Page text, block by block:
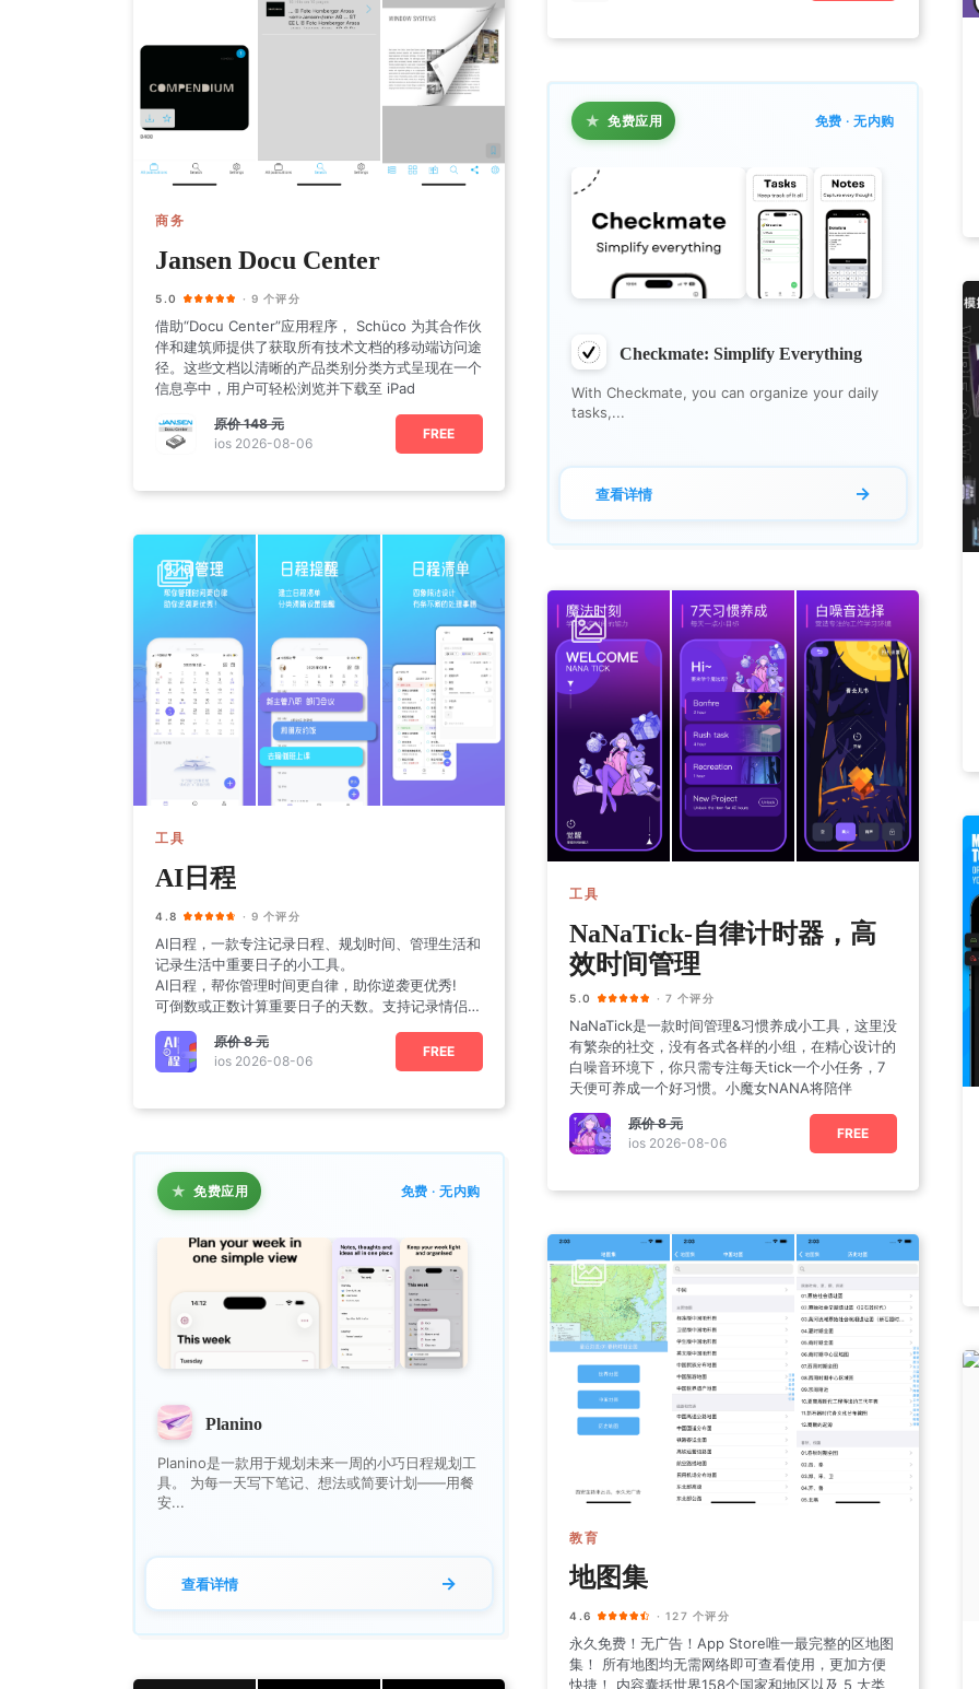
商务
Jansen Docu Center
5.0 · 9 个评分
借助“Docu Center”应用程序， Schüco 为其合作伙
伴和建筑师提供了获取所有技术文档的移动端访问途
径。这些文档以清晰的产品类别分类方式呈现在一个
信息亭中，用户可轻松浏览并下载至 iPad
原价148 元
ios 2026-08-06
FREE
★ 免费应用 免费 · 无内购
Checkmate: Simplify Everything
With Checkmate, you can organize your daily
tasks,...
查看详情 →
工具
AI日程
4.8 · 9 个评分
AI日程，一款专注记录日程、规划时间、管理生活和
记录生活中重要日子的小工具。
AI日程，帮你管理时间更自律，助你逆袭更优秀!
可倒数或正数计算重要日子的天数。支持记录情侣恋
爱天数、
原价8 元
ios 2026-08-06
FREE
工具
NaNaTick-自律计时器，高
效时间管理
5.0 · 7 个评分
NaNaTick是一款时间管理&习惯养成小工具，这里没
有繁杂的社交，没有各式各样的小组，在精心设计的
白噪音环境下，你只需专注每天tick一个小任务，7
天便可养成一个好习惯。小魔女NANA将陪伴
原价8 元
ios 2026-08-06
FREE
★ 免费应用 免费 · 无内购
Planino
Planino是一款用于规划未来一周的小巧日程规划工
具。 为每一天写下笔记、想法或简要计划——用餐
安...
查看详情 →
教育
地图集
4.6 · 127 个评分
永久免费！无广告！App Store唯一最完整的区地图
集！ 所有地图均无需网络即可查看使用，更加方便
快捷！ 内容囊括世界158个国家和地区以及 5 大类